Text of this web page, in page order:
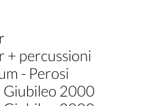
+ percussioni
- Perosi
Giubileo 2000